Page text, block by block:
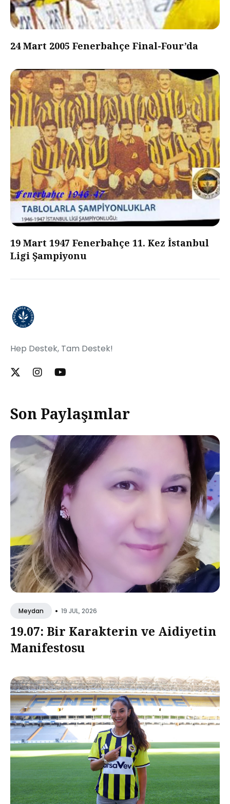
24 Mart 2005 Fenerbahçe Final-Four’da
19 Mart 1947 Fenerbahçe 11. Kez İstanbul
Ligi Şampiyonu
Hep Destek, Tam Destek!
Son Paylaşımlar
Meydan • 19 JUL, 2026
19.07: Bir Karakterin ve Aidiyetin
Manifestosu